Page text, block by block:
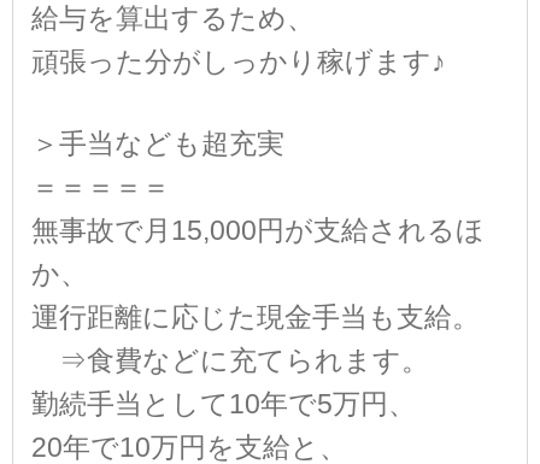
給与を算出するため、
頑張った分がしっかり稼げます♪
＞手当なども超充実
＝＝＝＝＝
無事故で月15,000円が支給されるほ
か、
運行距離に応じた現金手当も支給。
⇒食費などに充てられます。
勤続手当として10年で5万円、
20年で10万円を支給と、